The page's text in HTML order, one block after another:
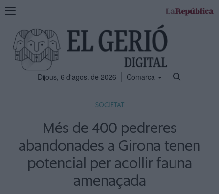
Mostra
navegació
Dijous, 6 d'agost de 2026 Comarca
SOCIETAT
Més de 400 pedreres
abandonades a Girona tenen
potencial per acollir fauna
amenaçada